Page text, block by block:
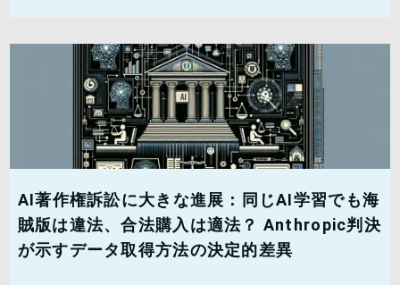
AI著作権訴訟に大きな進展：同じAI学習でも海
賊版は違法、合法購入は適法？ Anthropic判決
が示すデータ取得方法の決定的差異